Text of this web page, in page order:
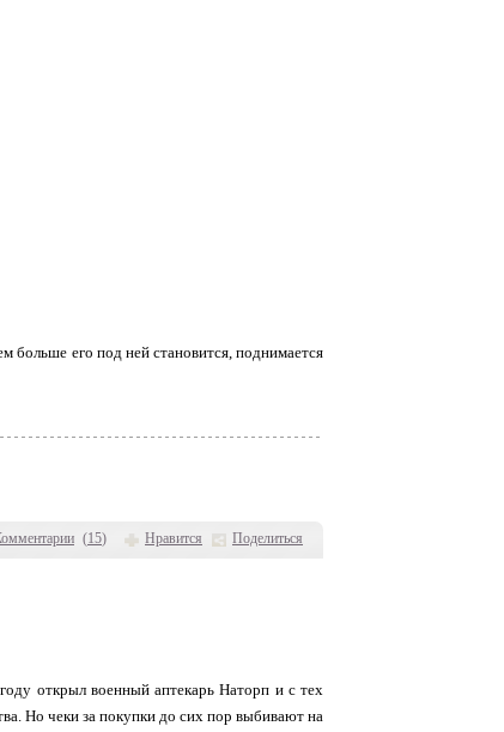
(15) Нравится Поделиться
больше его под ней становится, поднимается
открыл военный аптекарь Наторп и с тех
Но чеки за покупки до сих пор выбивают на